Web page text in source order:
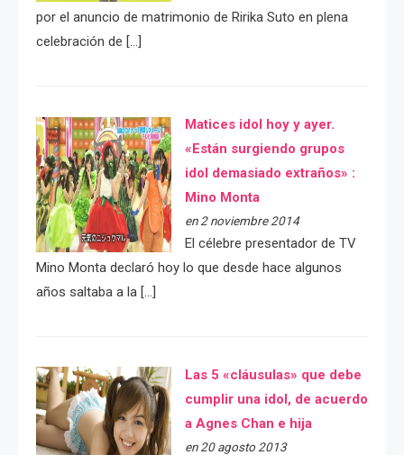
por el anuncio de matrimonio de Ririka Suto en plena
celebración de […]
Matices idol hoy y ayer.
«Están surgiendo grupos
idol demasiado extraños» :
Mino Monta
en 2 noviembre 2014
El célebre presentador de TV
Mino Monta declaró hoy lo que desde hace algunos
años saltaba a la […]
Las 5 «cláusulas» que debe
cumplir una idol, de acuerdo
a Agnes Chan e hija
en 20 agosto 2013